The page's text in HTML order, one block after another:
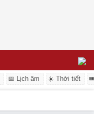
📅 Lịch âm ☀️ Thời tiết